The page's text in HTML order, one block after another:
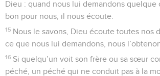
Dieu : quand nous lui demandons quelque
bon pour nous, il nous écoute.
15 Nous le savons, Dieu écoute toutes nos
ce que nous lui demandons, nous
16 Si quelqu’un voit son frère ou sa sœur
péché, un péché qui ne conduit pas à la